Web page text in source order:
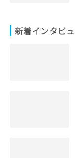
新着インタビ